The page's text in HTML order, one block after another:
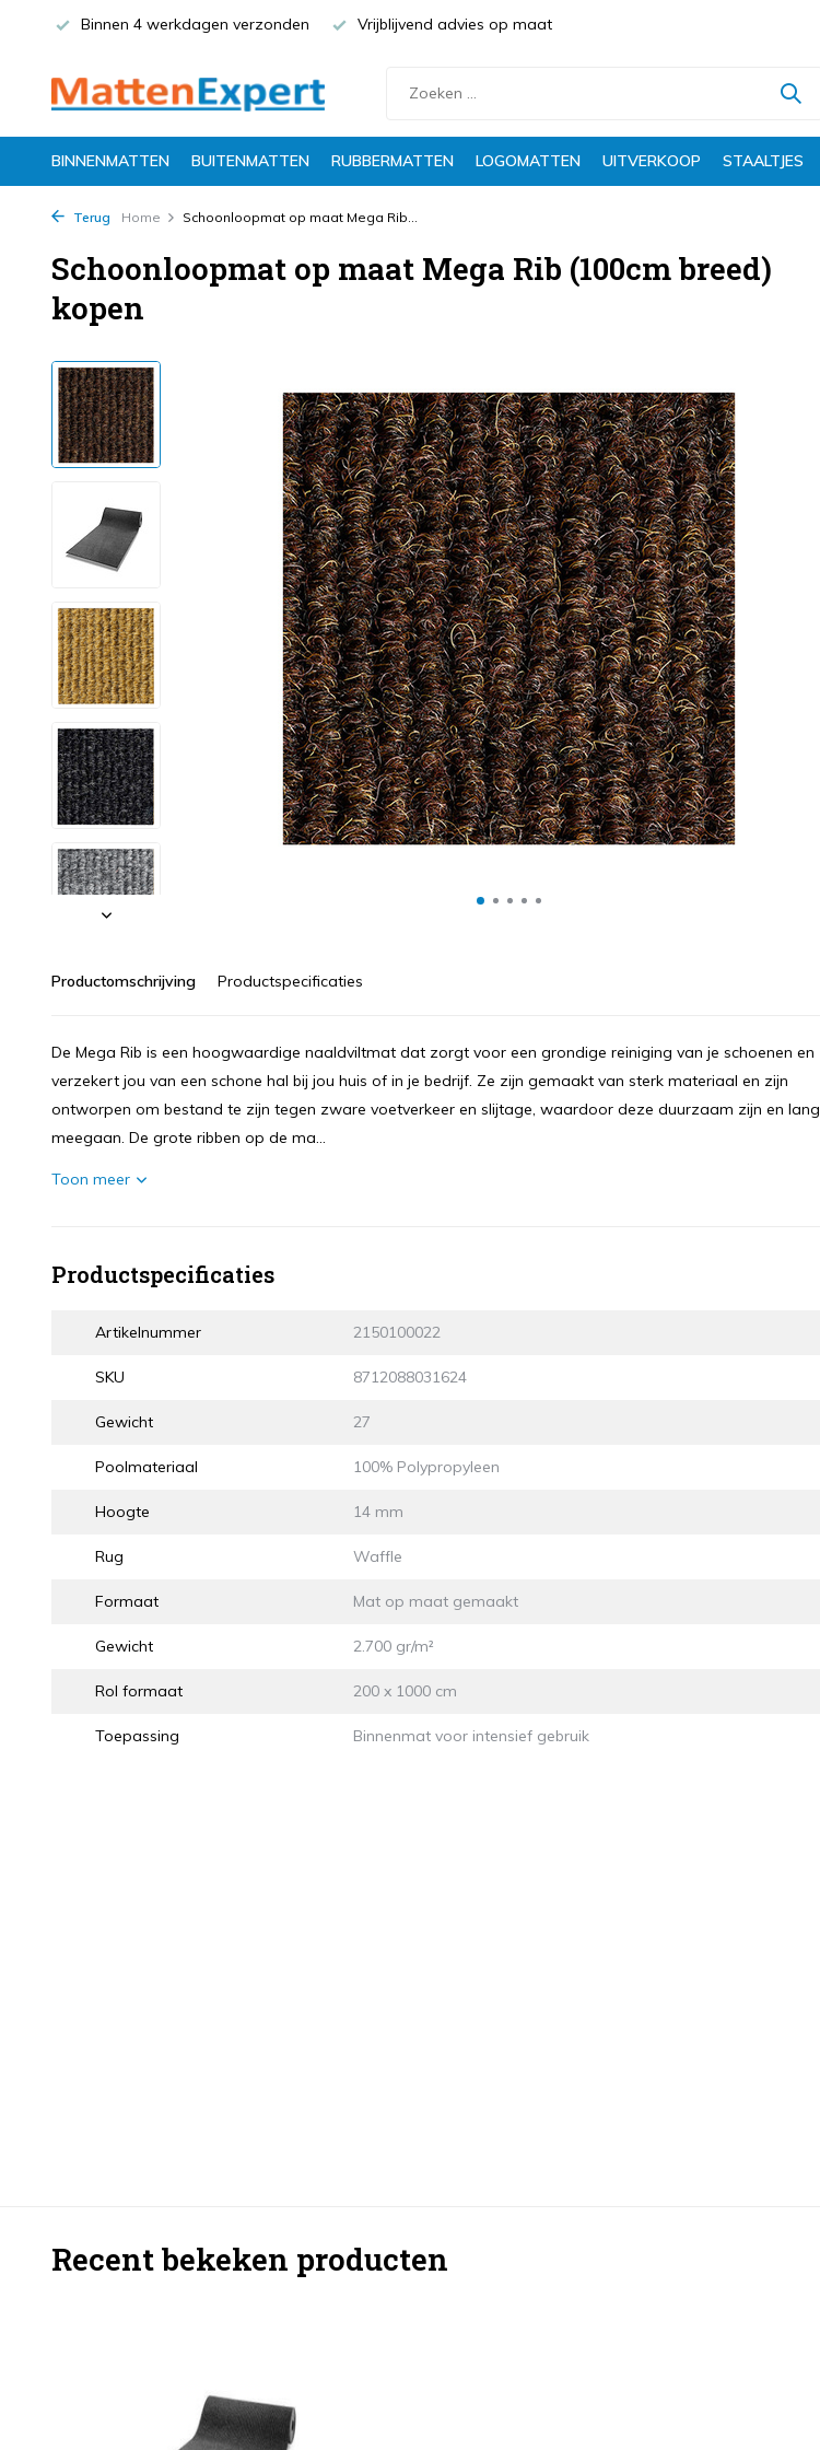
Binnen 4 werkdagen verzonden Vrijblijvend advies op maat
BINNENMATTEN BUITENMATTEN RUBBERMATTEN LOGOMATTEN UITVERKOOP STAALTJES
Terug Home Schoonloopmat op maat Mega Rib...
Schoonloopmat op maat Mega Rib (100cm breed)
kopen
Productomschrijving Productspecificaties
De Mega Rib is een hoogwaardige naaldviltmat dat zorgt voor een grondige reiniging van je schoenen en
verzekert jou van een schone hal bij jou huis of in je bedrijf. Ze zijn gemaakt van sterk materiaal en zijn
ontworpen om bestand te zijn tegen zware voetverkeer en slijtage, waardoor deze duurzaam zijn en lang
meegaan. De grote ribben op de ma...
Toon meer
Productspecificaties
Artikelnummer 2150100022
SKU 8712088031624
Gewicht 27
Poolmateriaal 100% Polypropyleen
Hoogte 14 mm
Rug Waffle
Formaat Mat op maat gemaakt
Gewicht 2.700 gr/m²
Rol formaat 200 x 1000 cm
Toepassing Binnenmat voor intensief gebruik
Recent bekeken producten